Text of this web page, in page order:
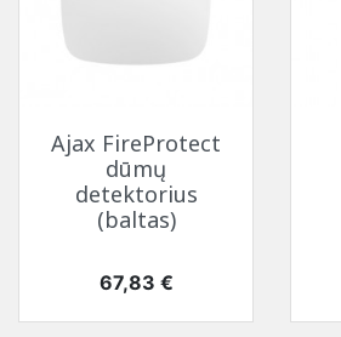
Ajax FireProtect
dūmų
detektorius
(baltas)
Kaina
67,83 €